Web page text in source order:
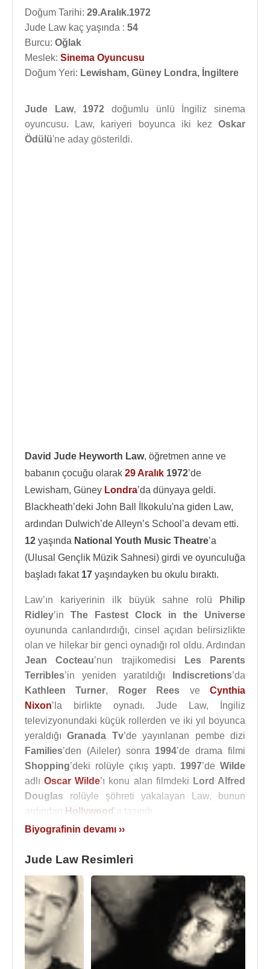
Doğum Tarihi: 29.Aralık.1972
Jude Law kaç yaşında : 54
Burcu: Oğlak
Meslek: Sinema Oyuncusu
Doğum Yeri: Lewisham, Güney Londra, İngiltere
Jude Law, 1972 doğumlu ünlü İngiliz sinema
oyuncusu. Law, kariyeri boyunca iki kez Oskar
Ödülü'ne aday gösterildi.
David Jude Heyworth Law, öğretmen anne ve
babanın çocuğu olarak 29 Aralık 1972’de
Lewisham, Güney Londra’da dünyaya geldi.
Blackheath’deki John Ball İlkokulu'na giden Law,
ardından Dulwich’de Alleyn’s School’a devam etti.
12 yaşında National Youth Music Theatre’a
(Ulusal Gençlik Müzik Sahnesi) girdi ve oyunculuğa
başladı fakat 17 yaşındayken bu okulu bıraktı.
Law’ın kariyerinin ilk büyük sahne rolü
Philip
Ridley’in The Fastest Clock in the Universe
oyununda canlandırdığı, cinsel açıdan belirsizlikte
olan ve hilekar bir genci oynadığı rol oldu. Ardından
Jean Cocteau’nun trajikomedisi
Les Parents
Terribles’in yeniden yaratıldığı Indiscretions’da
Kathleen Turner, Roger Rees veCynthia
Nixon’la birlikte oynadı. Jude Law, İngiliz
televizyonundaki küçük rollerden ve iki yıl boyunca
yeraldığıGranada Tv’de yayınlanan pembe dizi
Families’den (Aileler) sonra 1994’de drama filmi
Shopping’deki rolüyle çıkış yaptı. 1997’deWilde
adlıOscar Wilde’ı konu alan filmdeki Lord Alfred
Douglas rolüyle şöhreti yakalayan Law, bunun
ardından Hollywood’a taşındı.
Olimpiyat madalyası sahibi tekerlekli sandalyeye
Gattaca’nın ardından,Midnight in the Garden of
Good and Evil
Kevin Spacey’nin aşığı rolünü
oynadı.Road to Perdition’da ise sadist bir kiralık
katili oynadı.
Jude Law, iki kez Akademi Ödülüiçin aday
gösterildi.
’de
En İyi Yardımcı Oyuncu
dalındaMatt Damon Gwyneth Paltrow
Biyografinin devamı ››
Jude Law Resimleri